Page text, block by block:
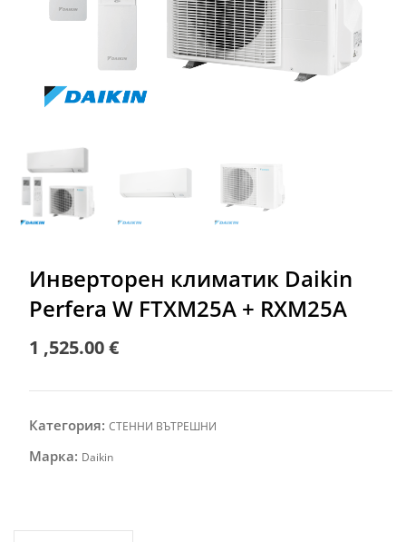
Инверторен климатик Daikin
Perfera W FTXM25A + RXM25A
1 ,525.00€
Категория: СТЕННИ ВЪТРЕШНИ
Марка: Daikin